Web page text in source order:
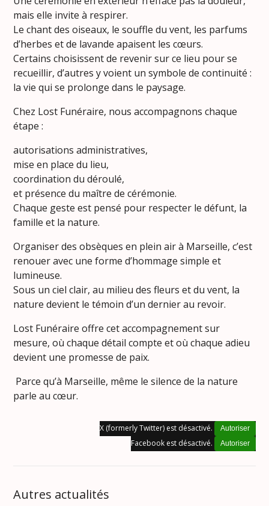
mais elle invite à respirer.
Le chant des oiseaux, le souffle du vent, les parfums
d’herbes et de lavande apaisent les cœurs.
Certains choisissent de revenir sur ce lieu pour se
recueillir, d’autres y voient un symbole de continuité :
la vie qui se prolonge dans le paysage.
Chez Lost Funéraire, nous accompagnons chaque
étape :
autorisations administratives,
mise en place du lieu,
coordination du déroulé,
et présence du maître de cérémonie.
Chaque geste est pensé pour respecter le défunt, la
famille et la nature.
Organiser des obsèques en plein air à Marseille, c’est
renouer avec une forme d’hommage simple et
lumineuse.
Sous un ciel clair, au milieu des fleurs et du vent, la
nature devient le témoin d’un dernier au revoir.
Lost Funéraire offre cet accompagnement sur
mesure, où chaque détail compte et où chaque adieu
devient une promesse de paix.
Parce qu’à Marseille, même le silence de la nature
parle au cœur.
X (formerly Twitter) est désactivé. Autoriser
Facebook est désactivé. Autoriser
Autres actualités